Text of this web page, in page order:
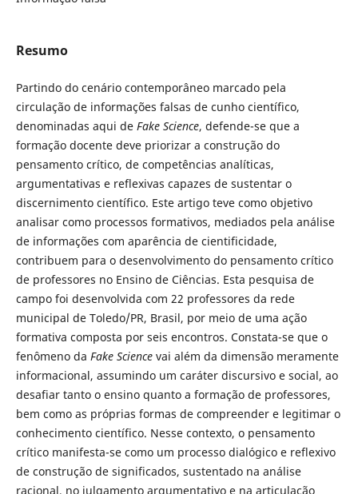
Resumo
Partindo do cenário contemporâneo marcado pela
circulação de informações falsas de cunho científico,
denominadas aqui de Fake Science, defende-se que a
formação docente deve priorizar a construção do
pensamento crítico, de competências analíticas,
argumentativas e reflexivas capazes de sustentar o
discernimento científico. Este artigo teve como objetivo
analisar como processos formativos, mediados pela análise
de informações com aparência de cientificidade,
contribuem para o desenvolvimento do pensamento crítico
de professores no Ensino de Ciências. Esta pesquisa de
campo foi desenvolvida com 22 professores da rede
municipal de Toledo/PR, Brasil, por meio de uma ação
formativa composta por seis encontros. Constata-se que o
fenômeno da Fake Sciencevai além da dimensão meramente
informacional, assumindo um caráter discursivo e social, ao
desafiar tanto o ensino quanto a formação de professores,
bem como as próprias formas de compreender e legitimar o
conhecimento científico. Nesse contexto, o pensamento
crítico manifesta-se como um processo dialógico e reflexivo
de construção de significados, sustentado na análise
racional, no julgamento argumentativo e na articulação